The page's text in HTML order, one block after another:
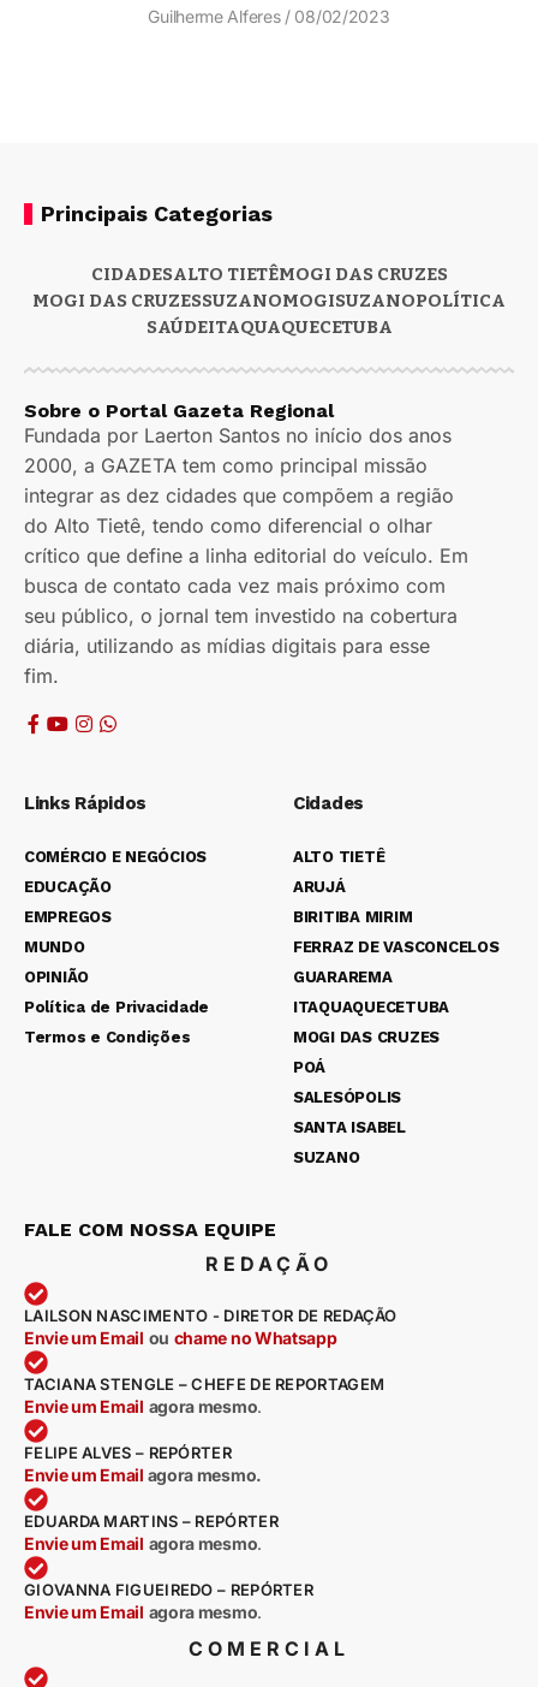
Guilherme Alferes 08/02/2023
Principais Categorias
CIDADESALTO TIETÊMOGI DAS CRUZES
MOGI DAS CRUZESSUZANOMOGISUZANOPOLÍTICA
SAÚDEITAQUAQUECETUBA
Sobre o Portal Gazeta Regional
Fundada por Laerton Santos no início dos anos
2000, a GAZETA tem como principal missão
integrar as dez cidades que compõem a região
do Alto Tietê, tendo como diferencial o olhar
crítico que define a linha editorial do veículo. Em
busca de contato cada vez mais próximo com
seu público, o jornal tem investido na cobertura
diária, utilizando as mídias digitais para esse
fim.
Links Rápidos
COMÉRCIO E NEGÓCIOS
EDUCAÇÃO
EMPREGOS
MUNDO
OPINIÃO
Política de Privacidade
Termos e Condições
Cidades
ALTO TIETÊ
ARUJÁ
BIRITIBA MIRIM
FERRAZ DE VASCONCELOS
GUARAREMA
ITAQUAQUECETUBA
MOGI DAS CRUZES
POÁ
SALESÓPOLIS
SANTA ISABEL
SUZANO
FALE COM NOSSA EQUIPE
REDAÇÃO
LAILSON NASCIMENTO - DIRETOR DE REDAÇÃO
Envie um Email ou chame no Whatsapp
TACIANA STENGLE – CHEFE DE REPORTAGEM
Envie um Email agora mesmo.
FELIPE ALVES – REPÓRTER
Envie um Email agora mesmo.
EDUARDA MARTINS – REPÓRTER
Envie um Email agora mesmo.
GIOVANNA FIGUEIREDO – REPÓRTER
Envie um Email agora mesmo.
COMERCIAL